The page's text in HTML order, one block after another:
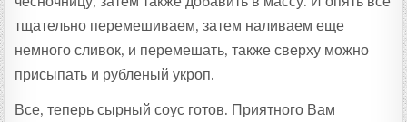
тщательно перемешиваем, затем наливаем еще
немного сливок, и перемешать, также сверху можно
присыпать и рубленый укроп.
Все, теперь сырный соус готов. Приятного Вам